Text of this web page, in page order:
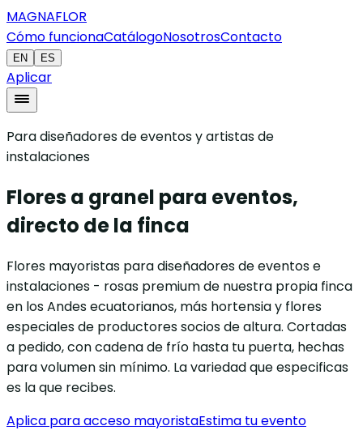
MAGNAFLOR
Cómo funcionaCatálogoNosotrosContacto
EN ES
Aplicar
Para diseñadores de eventos y artistas de
instalaciones
Flores a granel para eventos,
directo de la finca
Flores mayoristas para diseñadores de eventos e
instalaciones - rosas premium de nuestra propia finca
en los Andes ecuatorianos, más hortensia y flores
especiales de productores socios de altura. Cortadas
a pedido, con cadena de frío hasta tu puerta, hechas
para volumen sin mínimo. La variedad que especificas
es la que recibes.
Aplica para acceso mayoristaEstima tu evento